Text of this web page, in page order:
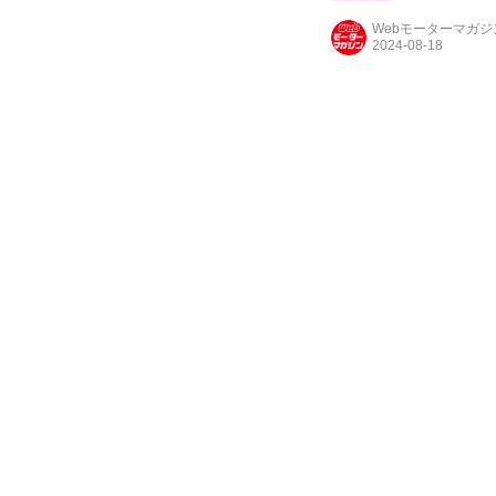
Webモーターマガジ